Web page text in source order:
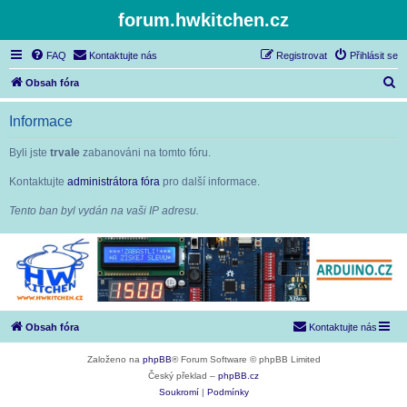
forum.hwkitchen.cz
FAQ Kontaktujte nás Přihlásit se
Registrovat
Obsah fóra
l
Informace
Byli jste trvale zabanováni na tomto fóru.
Kontaktujte administrátora fóra pro další informace.
Tento ban byl vydán na vaši IP adresu.
Obsah fóra Kontaktujte nás
Založeno na phpBB® Forum Software © phpBB Limited
Český překlad – phpBB.cz
Soukromí
Podmínky